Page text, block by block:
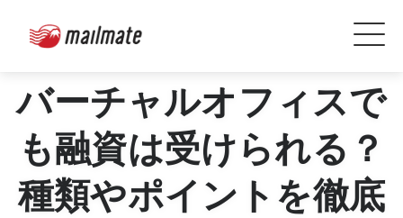
バーチャルオフィスで
も融資は受けられる？
種類やポイントを徹底